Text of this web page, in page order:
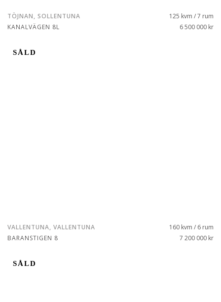
TÖJNAN, SOLLENTUNA
KANALVÄGEN 8L
125 kvm / 7 rum
6 500 000 kr
SÅLD
VALLENTUNA, VALLENTUNA
BARANSTIGEN 8
160 kvm / 6 rum
7 200 000 kr
SÅLD